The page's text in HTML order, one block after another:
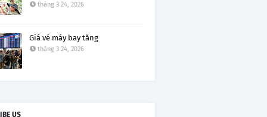
tháng 3 24, 2026
Giá vé máy bay tăng
tháng 3 24, 2026
US